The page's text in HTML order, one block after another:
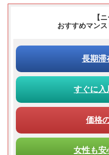
【
おすすめマン
長期滞
すぐに入
価格
女性も安